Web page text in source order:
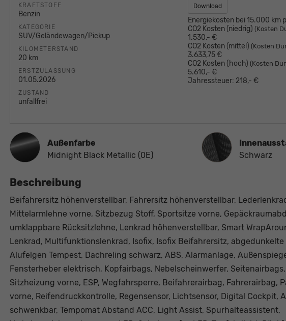
KRAFTSTOFF
Benzin
KATEGORIE
SUV/Geländewagen/Pickup
KILOMETERSTAND
20 km
ERSTZULASSUNG
01.05.2026
ZUSTAND
unfallfrei
Download
Energiekosten bei 15.000 km
CO2 Kosten (niedrig) (Kosten
1.530,- €
CO2 Kosten (mittel) (Kosten
3.633,75 €
CO2 Kosten (hoch) (Kosten
5.610,- €
Jahressteuer: 218,- €
Außenfarbe
Midnight Black Metallic (0E)
Innenausstattung
Schwarz
Beschreibung
Beifahrersitz höhenverstellbar, Fahrersitz höhenverstellbar,
Mittelarmlehne vorne, Sitzbezug Stoff, Sportsitze vorne,
umklappbare Rücksitzlehne, Lenkrad höhenverstellbar, Smart
Lenkrad, Multifunktionslenkrad, Isofix, Isofix Beifahrersitz, abgedunkelte
Alufelgen Tempest, Dachreling schwarz, ABS, Alarmanlage,
Fensterheber elektrisch, Kopfairbags, Nebelscheinwerfer,
Sitzheizung vorne, ESP, Wegfahrsperre, Beifahrerairbag, Fahrerairbag,
vorne, Reifendruckkontrolle, Regensensor, Lichtsensor, Digital Cockpit,
schwenkbar, Tempomat Abstand ACC, Light Assist, Spurhalteassistent,